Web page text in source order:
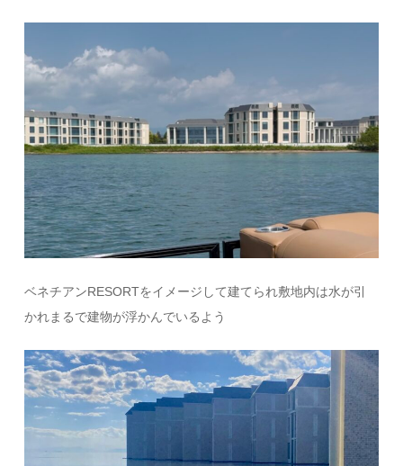
ベネチアンRESORTをイメージして建てられ敷地内は水が引
かれまるで建物が浮かんでいるよう